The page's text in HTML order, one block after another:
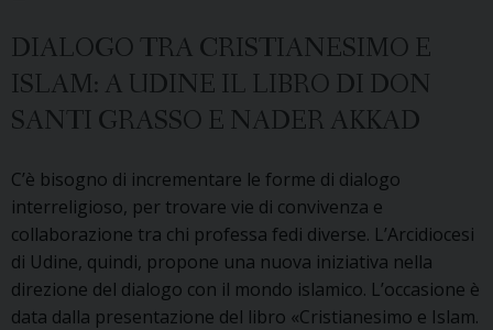
DIALOGO TRA CRISTIANESIMO E
ISLAM: A UDINE IL LIBRO DI DON
SANTI GRASSO E NADER AKKAD
C’è bisogno di incrementare le forme di dialogo
interreligioso, per trovare vie di convivenza e
collaborazione tra chi professa fedi diverse. L’Arcidiocesi
di Udine, quindi, propone una nuova iniziativa nella
direzione del dialogo con il mondo islamico. L’occasione è
data dalla presentazione del libro «Cristianesimo e Islam.